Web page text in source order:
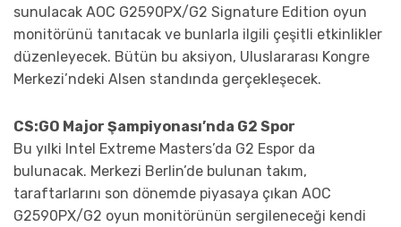
sunulacak AOC G2590PX/G2 Signature Edition oyun
monitörünü tanıtacak ve bunlarla ilgili çeşitli etkinlikler
düzenleyecek. Bütün bu aksiyon, Uluslararası Kongre
Merkezi’ndeki Alsen standında gerçekleşecek.
CS:GO Major Şampiyonası’nda G2 Spor
Bu yılki Intel Extreme Masters’da G2 Espor da
bulunacak. Merkezi Berlin’de bulunan takım,
taraftarlarını son dönemde piyasaya çıkan AOC
G2590PX/G2 oyun monitörünün sergileneceği kendi